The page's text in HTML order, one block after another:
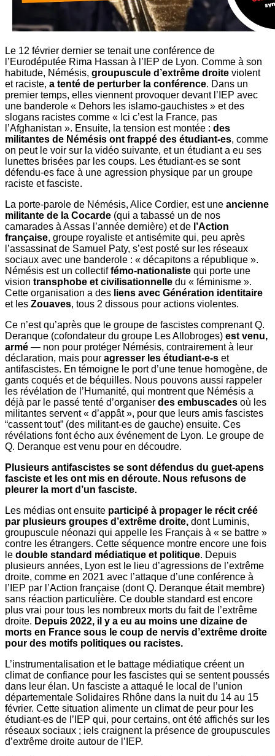
Le 12 février dernier se tenait une conférence de
l’Eurodéputée Rima Hassan à l’IEP de Lyon. Comme à son
habitude, Némésis, groupuscule d’extrême droite violent
et raciste, a tenté de perturber la conférence. Dans un
premier temps, elles viennent provoquer devant l’IEP avec
une banderole « Dehors les islamo-gauchistes » et des
slogans racistes comme « Ici c’est la France, pas
l’Afghanistan ». Ensuite, la tension est montée : des
militantes de Némésis ont frappé des étudiant-es, comme
on peut le voir sur la vidéo suivante, et un étudiant a eu ses
lunettes brisées par les coups. Les étudiant-es se sont
défendu-es face à une agression physique par un groupe
raciste et fasciste.
La porte-parole de Némésis, Alice Cordier, est une ancienne
militante de la Cocarde (qui a tabassé un de nos
camarades à Assas l’année dernière) et de l’Action
française, groupe royaliste et antisémite qui, peu après
l’assassinat de Samuel Paty, s’est posté sur les réseaux
sociaux avec une banderole : « décapitons a république ».
Némésis est un collectiffémo-nationaliste qui porte une
vision transphobe et civilisationnelle du « féminisme ».
Cette organisation a des liens avec Génération identitaire
et les Zouaves, tous 2 dissous pour actions violentes.
Ce n’est qu’après que le groupe de fascistes comprenant Q.
Deranque (cofondateur du groupe Les Allobroges) est venu,
armé — non pour protéger Némésis, contrairement à leur
déclaration, mais pour agresser les étudiant-e-s et
antifascistes. En témoigne le port d’une tenue homogène, de
gants coqués et de béquilles. Nous pouvons aussi rappeler
les révélation de l’Humanité, qui montrent que Némésis a
déjà par le passé tenté d’organiser des embuscades où les
militantes servent « d’appât », pour que leurs amis fascistes
“cassent tout” (des militant-es de gauche) ensuite. Ces
révélations font écho aux événement de Lyon. Le groupe de
Q. Deranque est venu pour en découdre.
Plusieurs antifascistes se sont défendus du guet-apens
fasciste et les ont mis en déroute. Nous refusons de
pleurer la mort d’un fasciste.
Les médias ont ensuite participé à propager le récit créé
par plusieurs groupes d’extrême droite, dont Luminis,
groupuscule néonazi qui appelle les Français à « se battre »
contre les étrangers. Cette séquence montre encore une fois
le double standard médiatique et politique. Depuis
plusieurs années, Lyon est le lieu d’agressions de l’extrême
droite, comme en 2021 avec l’attaque d’une conférence à
l’IEP par l’Action française (dont Q. Deranque était membre)
sans réaction particulière. Ce double standard est encore
plus vrai pour tous les nombreux morts du fait de l’extrême
droite. Depuis 2022, il y a eu au moins une dizaine de
morts en France sous le coup de nervis d’extrême droite
pour des motifs politiques ou racistes.
L’instrumentalisation et le battage médiatique créent un
climat de confiance pour les fascistes qui se sentent poussés
dans leur élan. Un fasciste a attaqué le local de l’union
départementale Solidaires Rhône dans la nuit du 14 au 15
février. Cette situation alimente un climat de peur pour les
étudiant-es de l’IEP qui, pour certains, ont été affichés sur les
réseaux sociaux ; iels craignent la présence de groupuscules
d’extrême droite autour de l’IEP.